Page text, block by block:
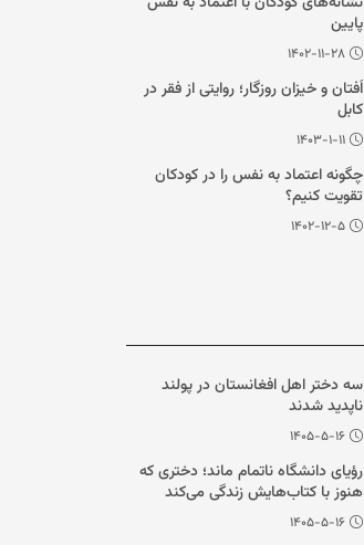
پایین
۱۴۰۲-۱۱-۲۸
اُفتان و خیزان روزگار؛ روایتی از فقر در
کابل
۱۴۰۳-۱-۱۱
چگونه اعتماد به نفس را در کودکان
تقویت کنیم؟
۱۴۰۲-۱۲-۵
سه دختر اهل افغانستان در پولند
ناپدید شدند
۱۴۰۵-۵-۱۶
رؤیای دانشگاه ناتمام ماند؛ دختری که
هنوز با کتاب‌هایش زندگی می‌کند
۱۴۰۵-۵-۱۶